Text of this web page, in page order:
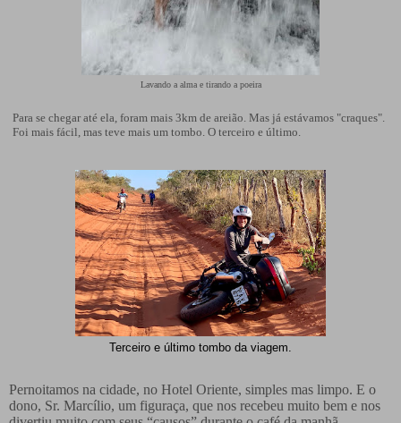
Lavando a alma e tirando a poeira
Para se chegar até ela, foram mais 3km de areião. Mas já estávamos "craques".
Foi mais fácil, mas teve mais um tombo. O terceiro e último.
Terceiro e último tombo da viagem.
Pernoitamos na cidade, no Hotel Oriente, simples mas limpo. E o
dono, Sr. Marcílio, um figuraça, que nos recebeu muito bem e nos